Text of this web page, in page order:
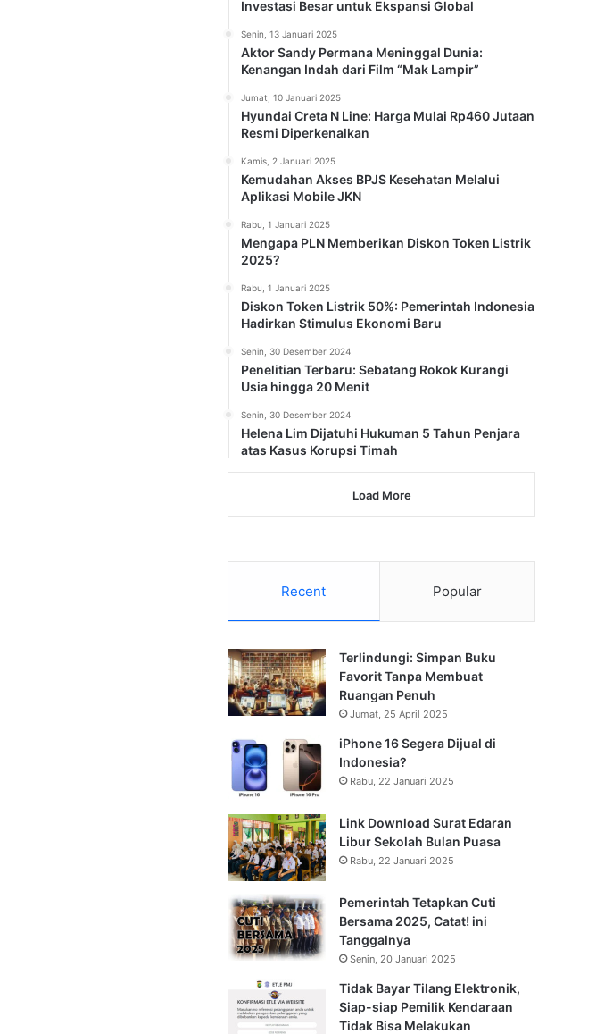
Investasi Besar untuk Ekspansi Global
Senin, 13 Januari 2025
Aktor Sandy Permana Meninggal Dunia:
Kenangan Indah dari Film “Mak Lampir”
Jumat, 10 Januari 2025
Hyundai Creta N Line: Harga Mulai Rp460 Jutaan
Resmi Diperkenalkan
Kamis, 2 Januari 2025
Kemudahan Akses BPJS Kesehatan Melalui
Aplikasi Mobile JKN
Rabu, 1 Januari 2025
Mengapa PLN Memberikan Diskon Token Listrik
2025?
Rabu, 1 Januari 2025
Diskon Token Listrik 50%: Pemerintah Indonesia
Hadirkan Stimulus Ekonomi Baru
Senin, 30 Desember 2024
Penelitian Terbaru: Sebatang Rokok Kurangi
Usia hingga 20 Menit
Senin, 30 Desember 2024
Helena Lim Dijatuhi Hukuman 5 Tahun Penjara
atas Kasus Korupsi Timah
Load More
Recent Popular
Terlindungi: Simpan Buku
Favorit Tanpa Membuat
Ruangan Penuh
Jumat, 25 April 2025
iPhone 16 Segera Dijual di
Indonesia?
Rabu, 22 Januari 2025
Link Download Surat Edaran
Libur Sekolah Bulan Puasa
Rabu, 22 Januari 2025
Pemerintah Tetapkan Cuti
Bersama 2025, Catat! ini
Tanggalnya
Senin, 20 Januari 2025
Tidak Bayar Tilang Elektronik,
Siap-siap Pemilik Kendaraan
Tidak Bisa Melakukan